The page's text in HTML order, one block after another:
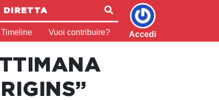
DIRETTA
Timeline Vuoi contribuire? Accedi